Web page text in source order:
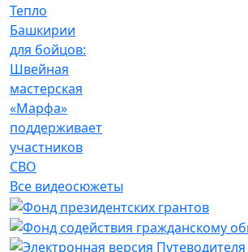
Тепло
Башкирии
для бойцов:
Швейная
мастерская
«Марфа»
поддерживает
участников
СВО
Все видеосюжеты